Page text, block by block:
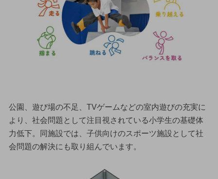
公園、遊び場の不足、TVゲームなどの室内遊びの充実に
より、社会問題として注目視されている小学生の基礎体
力低下。同施設では、子供向けのスポーツ施設として社
会問題の解決にも取り組んでいます。